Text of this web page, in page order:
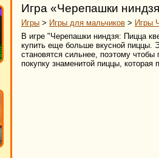
Игра «Черепашки
Игры > Игры для мальчиков > Игры
В игре "Черепашки ниндзя: Пицца
купить еще больше вкусной пиццы.
становятся сильнее, поэтому
покупку знаменитой пиццы, которая